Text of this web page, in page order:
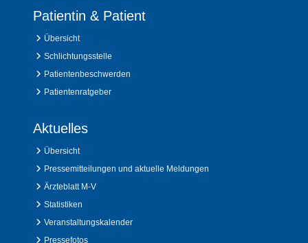
Patientin & Patient
Übersicht
Schlichtungsstelle
Patientenbeschwerden
Patientenratgeber
Aktuelles
Übersicht
Pressemitteilungen und aktuelle Meldungen
Ärzteblatt M-V
Statistiken
Veranstaltungskalender
Pressefotos